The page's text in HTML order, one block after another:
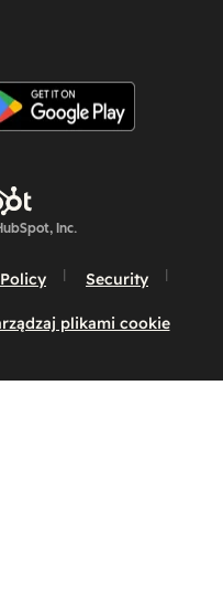
Inc.
Security
plikami cookie